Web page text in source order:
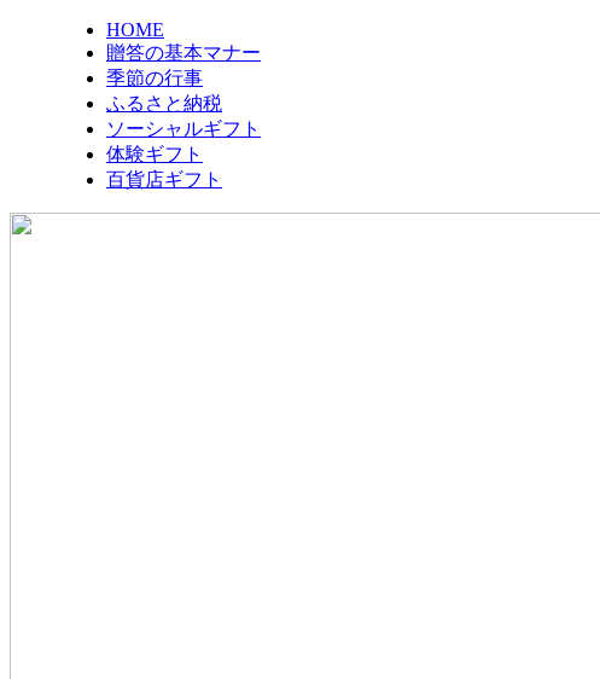
HOME
贈答の基本マナー
季節の行事
ふるさと納税
ソーシャルギフト
体験ギフト
百貨店ギフト